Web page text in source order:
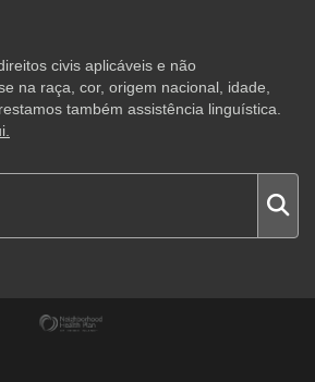
civis aplicáveis e não
na raça, cor, origem nacional, idade,
também assistência linguística.